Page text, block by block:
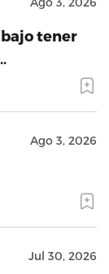
bajo tener
Ago 3, 2026
Jul 30, 2026